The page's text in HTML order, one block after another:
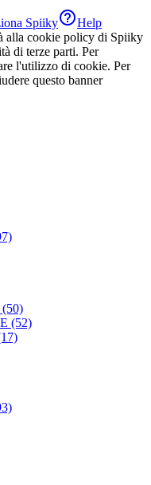
SpiikyHelp
alla cookie policy di Spiiky
di terze parti. Per
l'utilizzo di cookie. Per
questo banner
(50)
(52)